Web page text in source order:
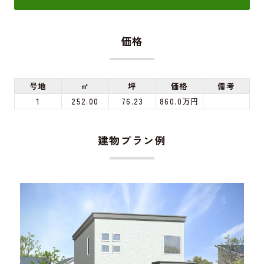
価格
号地 ㎡ 坪 価格
備考
1
252.00 76.23 860.0万円
建物プラン例